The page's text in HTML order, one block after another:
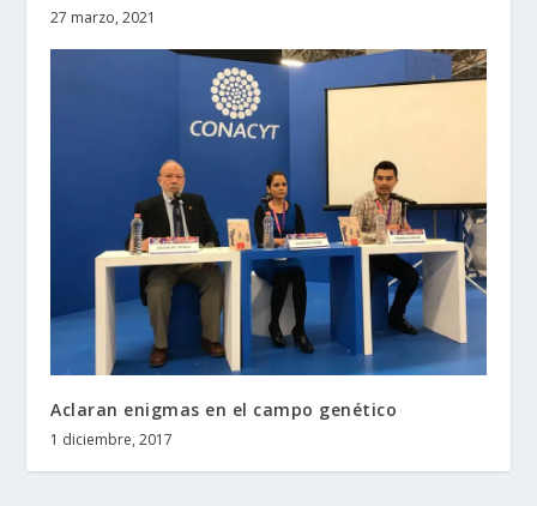
27 marzo, 2021
Aclaran enigmas en el campo genético
1 diciembre, 2017